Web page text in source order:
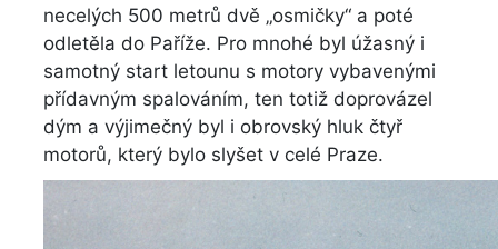
necelých 500 metrů dvě „osmičky“ a poté
odletěla do Paříže. Pro mnohé byl úžasný i
samotný start letounu s motory vybavenými
přídavným spalováním, ten totiž doprovázel
dým a výjimečný byl i obrovský hluk čtyř
motorů, který bylo slyšet v celé Praze.